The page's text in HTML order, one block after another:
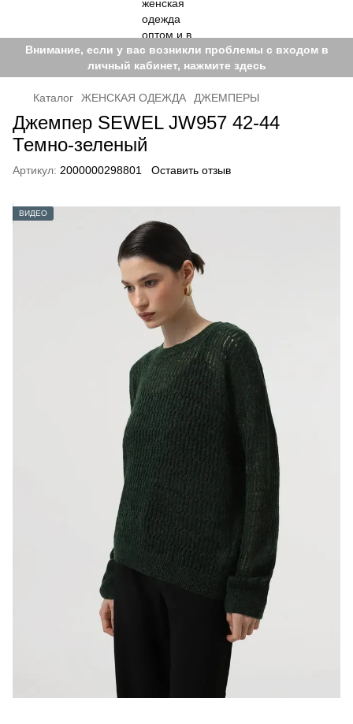
Внимание, если у вас возникли проблемы с входом в
личный кабинет, нажмите здесь
Каталог ЖЕНСКАЯ ОДЕЖДА ДЖЕМПЕРЫ
Джемпер SEWEL JW957 42-44
Темно-зеленый
Артикул: 2000000298801 Оставить отзыв
ВИДЕО